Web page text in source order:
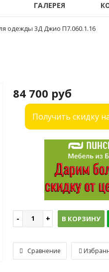
ГАЛЕРЕЯ
одежды 3Д Джио П7.060.1.16
84 700 руб
Получить скидку
В КОРЗИНУ
Сравнение